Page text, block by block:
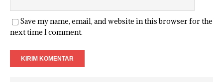
Save my name, email, and website in this browser for the
next time I comment.